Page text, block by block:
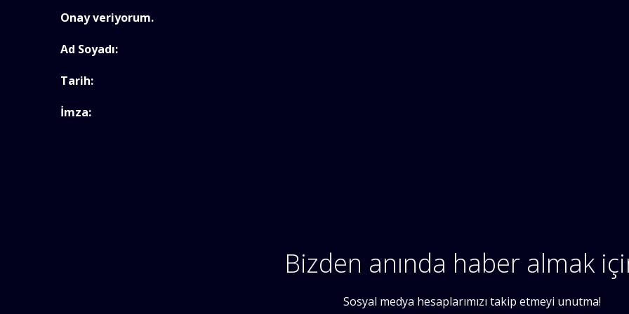
Onay veriyorum.
Ad Soyadı:
Tarih:
İmza:
Bizden anında haber almak
Sosyal medya hesaplarımızı takip etmeyi unutma!